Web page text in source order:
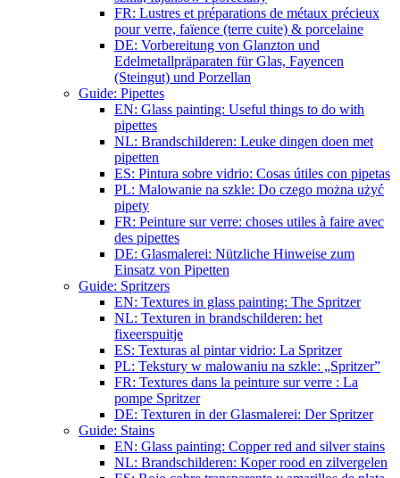
FR: Lustres et préparations de métaux précieux
pour verre, faïence (terre cuite) & porcelaine
DE: Vorbereitung von Glanzton und
Edelmetallpräparaten für Glas, Fayencen
(Steingut) und Porzellan
Guide: Pipettes
EN: Glass painting: Useful things to do with
pipettes
NL: Brandschilderen: Leuke dingen doen met
pipetten
ES: Pintura sobre vidrio: Cosas útiles con pipetas
PL: Malowanie na szkle: Do czego można użyć
pipety
FR: Peinture sur verre: choses utiles à faire avec
des pipettes
DE: Glasmalerei: Nützliche Hinweise zum
Einsatz von Pipetten
Guide: Spritzers
EN: Textures in glass painting: The Spritzer
NL: Texturen in brandschilderen: het
fixeerspuitje
ES: Texturas al pintar vidrio: La Spritzer
PL: Tekstury w malowaniu na szkle: „Spritzer”
FR: Textures dans la peinture sur verre : La
pompe Spritzer
DE: Texturen in der Glasmalerei: Der Spritzer
Guide: Stains
EN: Glass painting: Copper red and silver stains
NL: Brandschilderen: Koper rood en zilvergelen